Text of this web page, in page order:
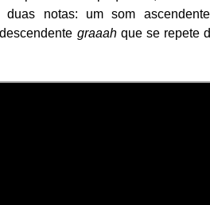
duas notas: um som
graaahque se repete